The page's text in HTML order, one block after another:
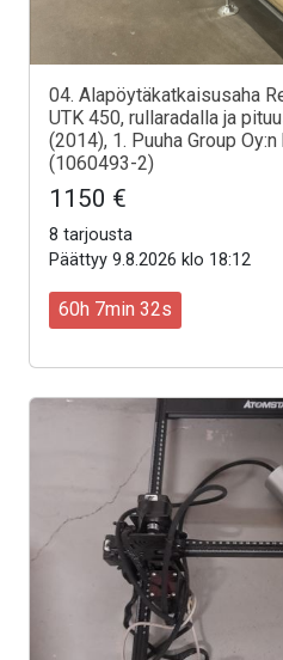
04. Alapöytäkatkaisusaha
UTK 450, rullaradalla ja
(2014), 1. Puuha Group
(1060493-2)
1150 €
8 tarjousta
Päättyy 9.8.2026 klo 18:12
60h 7min 30s